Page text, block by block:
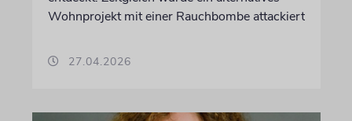
Wohnprojekt mit einer Rauchbombe attackiert
27.04.2026